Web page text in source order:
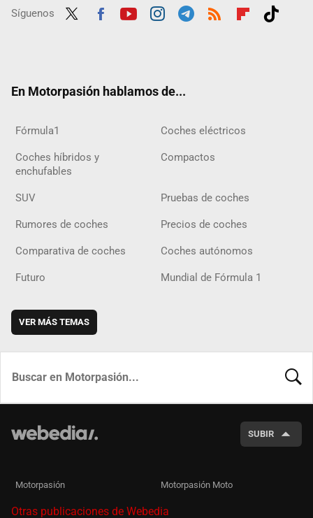
Síguenos
En Motorpasión hablamos de...
Fórmula1 Coches eléctricos
Coches híbridos y
enchufables
Compactos
SUV Pruebas de coches
Rumores de coches Precios de coches
Comparativa de coches Coches autónomos
Futuro Mundial de Fórmula 1
VER MÁS TEMAS
SUBIR
Motorpasión Motorpasión Moto
Otras publicaciones de Webedia